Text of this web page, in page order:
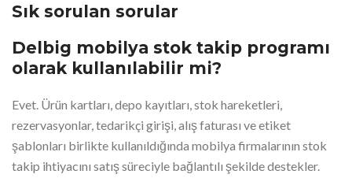
Sık sorulan sorular
Delbig mobilya stok takip programı
olarak kullanılabilir mi?
Evet. Ürün kartları, depo kayıtları, stok hareketleri,
rezervasyonlar, tedarikçi girişi, alış faturası ve etiket
şablonları birlikte kullanıldığında mobilya firmalarının stok
takip ihtiyacını satış süreciyle bağlantılı şekilde destekler.